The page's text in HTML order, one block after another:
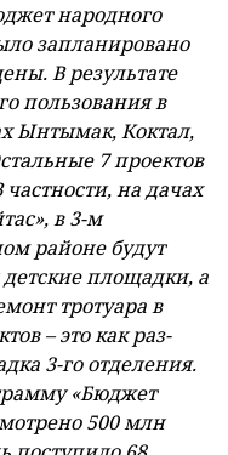
народного
запланировано
В результате
пользования в
Ынтымак, Коктал,
7 проектов
на дачах
в 3-м
районе будут
площадки, а
тротуара в
– это как раз-
3-го отделения.
«Бюджет
500 млн